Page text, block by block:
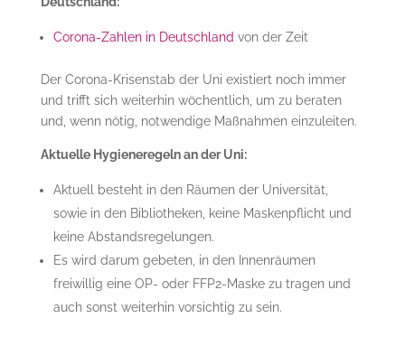
Corona-Zahlen in Deutschland von der Zeit
Der Corona-Krisenstab der Uni existiert noch immer
und trifft sich weiterhin wöchentlich, um zu beraten
und, wenn nötig, notwendige Maßnahmen einzuleiten.
Aktuelle Hygieneregeln an der Uni:
Aktuell besteht in den Räumen der Universität,
sowie in den Bibliotheken, keine Maskenpflicht und
keine Abstandsregelungen.
Es wird darum gebeten, in den Innenräumen
freiwillig eine OP- oder FFP2-Maske zu tragen und
auch sonst weiterhin vorsichtig zu sein.